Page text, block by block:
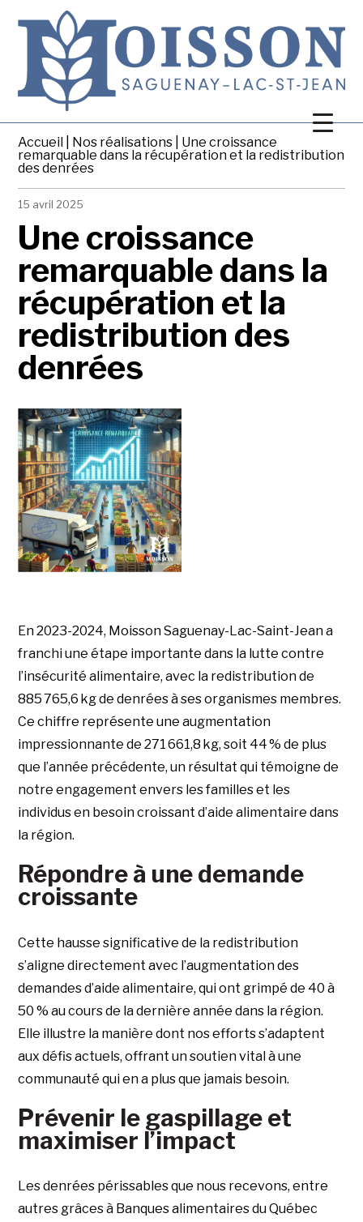
Accueil Nos réalisations | Une croissance
remarquable dans la récupération et la redistribution
des denrées
15 avril 2025
Une croissance
remarquable dans la
récupération et la
redistribution des
denrées
En 2023-2024, Moisson Saguenay-Lac-Saint-Jean a
franchi une étape importante dans la lutte contre
l’insécurité alimentaire, avec la redistribution de
885 765,6 kg de denrées à ses organismes membres.
Ce chiffre représente une augmentation
impressionnante de 271 661,8 kg, soit 44 % de plus
que l’année précédente, un résultat qui témoigne de
notre engagement envers les familles et les
individus en besoin croissant d’aide alimentaire dans
la région.
Répondre à une demande
croissante
Cette hausse significative de la redistribution
s’aligne directement avec l’augmentation des
demandes d’aide alimentaire, qui ont grimpé de 40 à
50 % au cours de la dernière année dans la région.
Elle illustre la manière dont nos efforts s’adaptent
aux défis actuels, offrant un soutien vital à une
communauté qui en a plus que jamais besoin.
Prévenir le gaspillage et
maximiser l’impact
Les denrées périssables que nous recevons, entre
autres grâces à Banques alimentaires du Québec